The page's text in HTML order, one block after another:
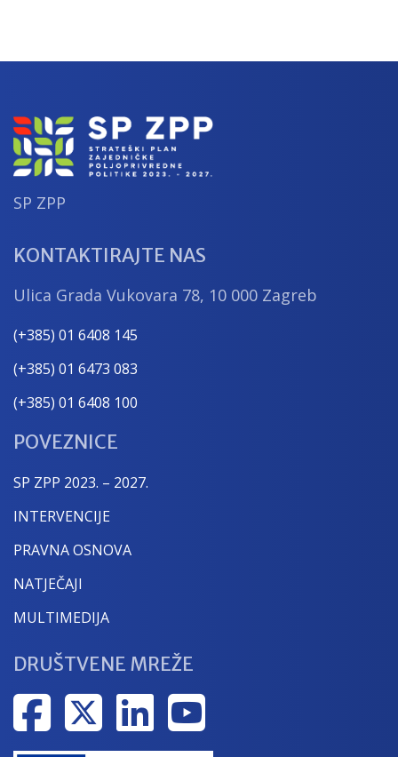
Hrvatske 2023. – 2027.
SP ZPP
KONTAKTIRAJTE NAS
Ulica Grada Vukovara 78, 10 000 Zagreb
(+385) 01 6408 145
(+385) 01 6473 083
(+385) 01 6408 100
POVEZNICE
SP ZPP 2023. – 2027.
INTERVENCIJE
PRAVNA OSNOVA
NATJEČAJI
MULTIMEDIJA
DRUŠTVENE MREŽE